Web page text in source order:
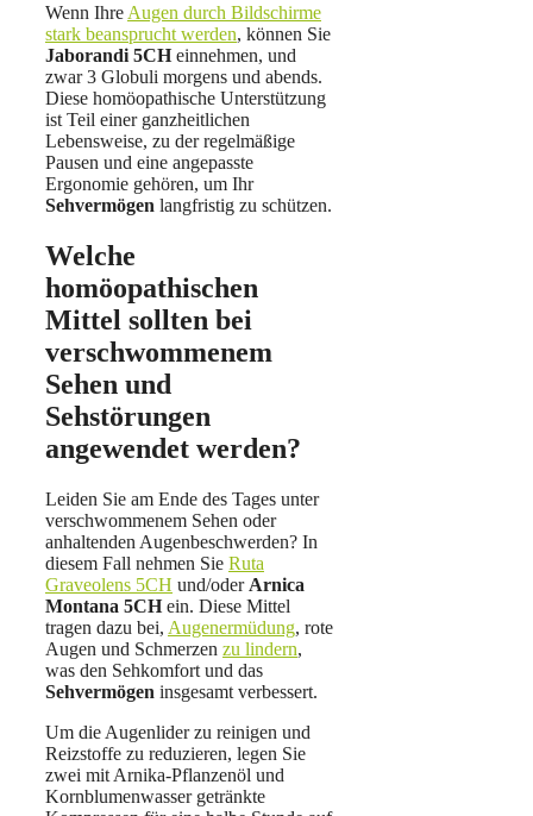
Wenn Ihre Augen durch Bildschirme
stark beansprucht werden, können Sie
Jaborandi 5CHeinnehmen, und
zwar 3 Globuli morgens und abends.
Diese homöopathische Unterstützung
ist Teil einer ganzheitlichen
Lebensweise, zu der regelmäßige
Pausen und eine angepasste
Ergonomie gehören, um Ihr
Sehvermögen langfristig zu schützen.
Welche
homöopathischen
Mittel sollten bei
verschwommenem
Sehen und
Sehstörungen
angewendet werden?
Leiden Sie am Ende des Tages unter
verschwommenem Sehen oder
anhaltenden Augenbeschwerden? In
diesem Fall nehmen Sie Ruta
Graveolens 5CH und/oder Arnica
Montana 5CHein. Diese Mittel
tragen dazu bei, Augenermüdung, rote
Augen und Schmerzen zu lindern,
was den Sehkomfort und das
Sehvermögen insgesamt verbessert.
Um die Augenlider zu reinigen und
Reizstoffe zu reduzieren, legen Sie
zwei mit Arnika-Pflanzenöl und
Kornblumenwasser getränkte